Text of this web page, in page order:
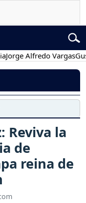
Alfredo Vargas
Reviva la
de
reina de